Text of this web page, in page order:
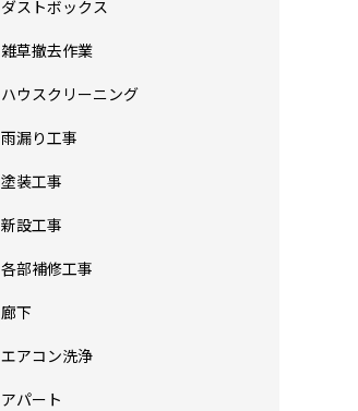
ダストボックス
雑草撤去作業
ハウスクリーニング
雨漏り工事
塗装工事
新設工事
各部補修工事
廊下
エアコン洗浄
アパート